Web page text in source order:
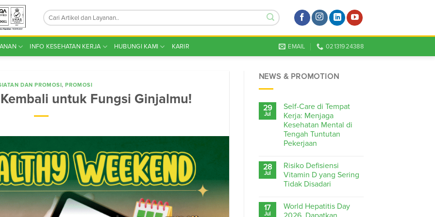
INFO KESEHATAN KERJA HUBUNGI KAMI KARIR EMAIL 02131924388
DAN PROMOSI,PROMOSI
untuk Fungsi Ginjalmu!
NEWS & PROMOTION
29
Jul
Self-Care di Tempat
Kerja: Menjaga
Kesehatan Mental di
Tengah Tuntutan
Pekerjaan
28
Jul
Risiko Defisiensi
Vitamin D yang Sering
Tidak Disadari
17
Jul
World Hepatitis Day